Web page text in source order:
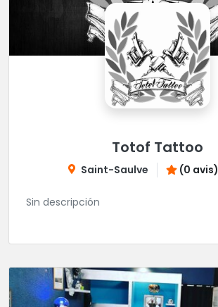
Totof Tattoo
Saint-Saulve (0 avis)
Sin descripción